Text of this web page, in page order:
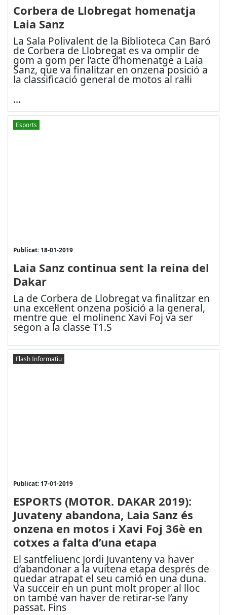
Corbera de Llobregat homenatja
Laia Sanz
La Sala Polivalent de la Biblioteca Can Baró
de Corbera de Llobregat es va omplir de
gom a gom per l’acte d’homenatge a Laia
Sanz, que va finalitzar en onzena posició a
la classificació general de motos al ral·li
...
Esports
Publicat: 18-01-2019
Laia Sanz continua sent la reina del
Dakar
La de Corbera de Llobregat va finalitzar en
una excel·lent onzena posició a la general,
mentre que el molinenc Xavi Foj va ser
segon a la classe T1.S
Flash Informatiu
Publicat: 17-01-2019
ESPORTS (MOTOR. DAKAR 2019):
Juvateny abandona, Laia Sanz és
onzena en motos i Xavi Foj 36è en
cotxes a falta d’una etapa
El santfeliuenc Jordi Juvanteny va haver
d’abandonar a la vuitena etapa després de
quedar atrapat el seu camió en una duna.
Va succeir en un punt molt proper al lloc
on també van haver de retirar-se l’any
passat. Fins